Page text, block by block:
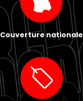
Couverture nationale